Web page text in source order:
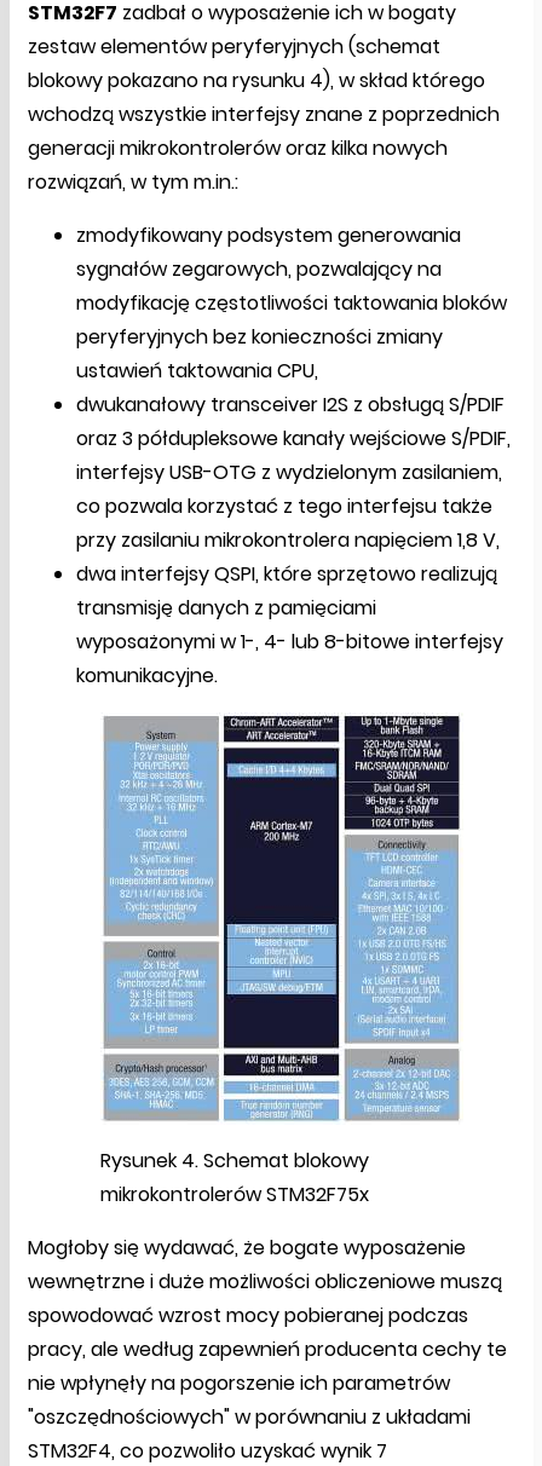
STM32F7 zadbał o wyposażenie ich w bogaty
zestaw elementów peryferyjnych (schemat
blokowy pokazano na rysunku 4), w skład którego
wchodzą wszystkie interfejsy znane z poprzednich
generacji mikrokontrolerów oraz kilka nowych
rozwiązań, w tym m.in.:
zmodyfikowany podsystem generowania
sygnałów zegarowych, pozwalający na
modyfikację częstotliwości taktowania bloków
peryferyjnych bez konieczności zmiany
ustawień taktowania CPU,
dwukanałowy transceiver I2S z obsługą S/PDIF
oraz 3 półdupleksowe kanały wejściowe S/PDIF,
interfejsy USB-OTG z wydzielonym zasilaniem,
co pozwala korzystać z tego interfejsu także
przy zasilaniu mikrokontrolera napięciem 1,8 V,
dwa interfejsy QSPI, które sprzętowo realizują
transmisję danych z pamięciami
wyposażonymi w 1-, 4- lub 8-bitowe interfejsy
komunikacyjne.
Rysunek 4. Schemat blokowy
mikrokontrolerów STM32F75x
Mogłoby się wydawać, że bogate wyposażenie
wewnętrzne i duże możliwości obliczeniowe muszą
spowodować wzrost mocy pobieranej podczas
pracy, ale według zapewnień producenta cechy te
nie wpłynęły na pogorszenie ich parametrów
"oszczędnościowych" w porównaniu z układami
STM32F4, co pozwoliło uzyskać wynik 7